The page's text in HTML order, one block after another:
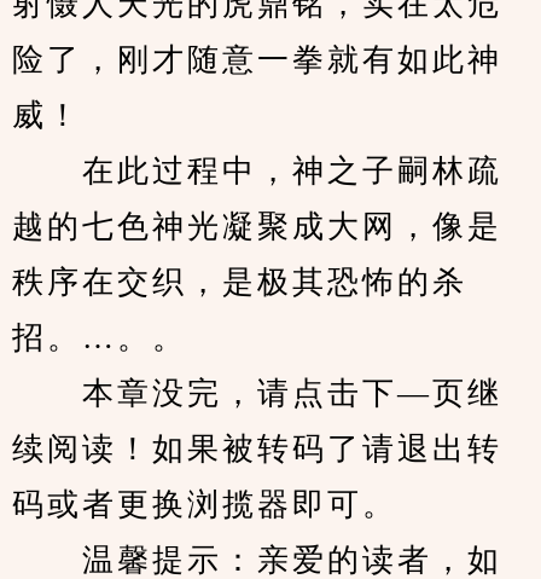
险了，刚才随意一拳就有如此神
威！
在此过程中，神之子嗣林疏
越的七色神光凝聚成大网，像是
秩序在交织，是极其恐怖的杀
招。…。。
本章没完，请点击下—页继
续阅读！如果被转码了请退出转
码或者更换浏揽器即可。
温馨提示：亲爱的读者，如